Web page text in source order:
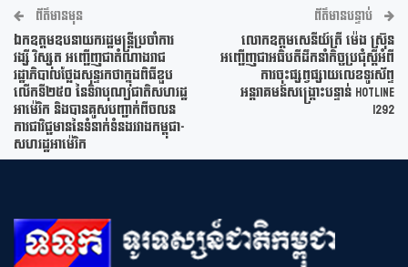
ព័ត៌មានមុន
ឯកឧត្តមឧបនាយករដ្ឋមន្ត្រីប្រចាំការ
វង្សី វិស្សុត អញ្ជើញជាតំណាងរាជ
រដ្ឋាភិបាលថ្លែងសុន្ទរកថាក្នុងពិធីខួប
លើកទី២៥០ នៃទិវាបុណ្យជាតិសហរដ្ឋ
អាម៉េរិក និងបានគូសបញ្ជាក់ពីចលន
ការជាវិជ្ជមាននៃទំនាក់ទំនងរវាងកម្ពុជា-
សហរដ្ឋអាម៉េរិក
ព័ត៌មានបន្ទាប់
លោកឧត្តមសេនីយ៍ត្រី ម៉េង ស្រ៊ុន
អញ្ជើញ​ជា​អធិបតីដឹកនាំកិច្ចប្រជុំស្តីអំពី
ការចុះផ្សព្វផ្សាយលេខ​ទូរស័ព្ទ​
អន្តរាគមន៍​សង្គ្រោះ​បន្ទាន់​ Hotline
1292